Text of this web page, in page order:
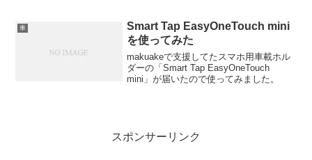
で交換してみました。
車
Smart Tap EasyOneTouch mini
を使ってみた
makuakeで支援してたスマホ用車載ホル
ダーの「Smart Tap EasyOneTouch
mini」が届いたので使ってみました。
スポンサーリンク